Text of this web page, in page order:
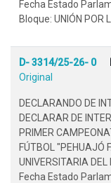
Fecha Estado
Bloque: UNIÓN POR
D- 3314/25-26- 0
Original
DECLARANDO DE
DECLARAR DE
PRIMER
FÚTBOL "PEHUAJÓ
UNIVERSITARIA DEL
Fecha Estado